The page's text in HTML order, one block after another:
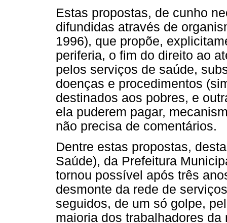
Estas propostas, de cunho
difundidas através de
1996), que propõe,
periferia, o fim do direito ao
pelos serviços de saúde,
doenças e procedimentos
destinados aos pobres, e
ela puderem pagar,
não precisa de comentários.
Dentre estas propostas,
Saúde), da Prefeitura
tornou possível após três
desmonte da rede de
seguidos, de um só golpe,
maioria dos trabalhadores